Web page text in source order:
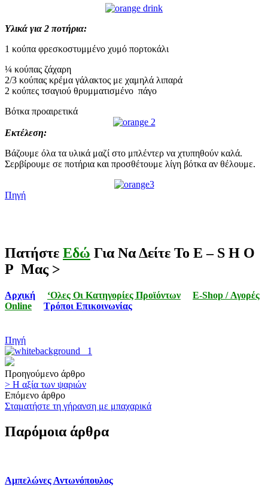
Υλικά για 2 ποτήρια:
1 κούπα φρεσκοστυμμένο χυμό πορτοκάλι
¼ κούπας ζάχαρη
2/3 κούπας κρέμα γάλακτος με χαμηλά λιπαρά
2 κούπες τσαγιού θρυμματισμένο πάγο
Βότκα προαιρετικά
Εκτέλεση:
Βάζουμε όλα τα υλικά μαζί στο μπλέντερ να χτυπηθούν καλά.
Σερβίρουμε σε ποτήρια και προσθέτουμε λίγη βότκα αν θέλουμε.
Πηγή
Πατήστε Εδώ Για Να Δείτε Το E – S H O
P Μας >
Αρχική ‘Ολες Οι Κατηγορίες Προϊόντων
E-Shop / Αγορές
Online
Τρόποι Επικοινωνίας
Πηγή
Post
navigation
Προηγούμενο άρθρο
> Η αξία των ψαριών
Επόμενο άρθρο
Σταματήστε τη γήρανση με μπαχαρικά
Παρόμοια άρθρα
Αμπελώνες Αντωνόπουλος